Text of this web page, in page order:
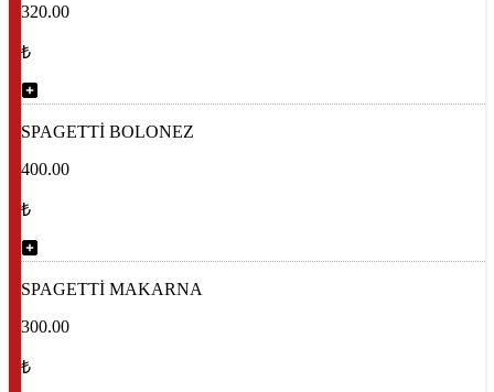
320.00
₺
SPAGETTİ BOLONEZ
400.00
₺
SPAGETTİ MAKARNA
300.00
₺